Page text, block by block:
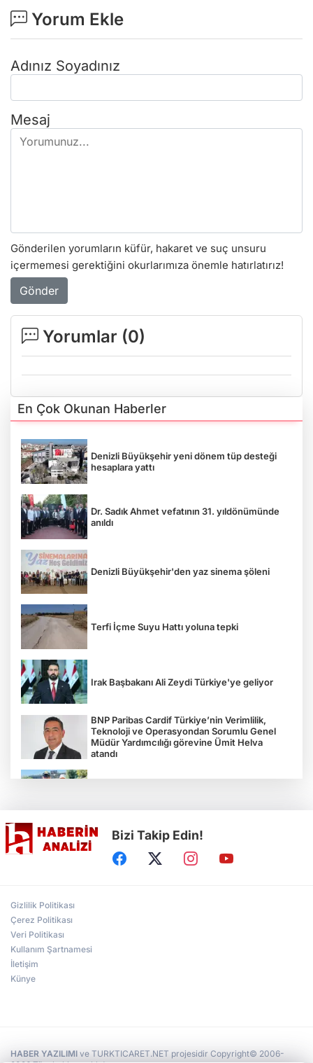
Yorum Ekle
Adınız Soyadınız
Mesaj
Gönderilen yorumların küfür, hakaret ve suç unsuru
içermemesi gerektiğini okurlarımıza önemle hatırlatırız!
Gönder
Yorumlar (0)
En Çok Okunan Haberler
Denizli Büyükşehir yeni dönem tüp desteği
hesaplara yattı
Dr. Sadık Ahmet vefatının 31. yıldönümünde
anıldı
Denizli Büyükşehir'den yaz sinema şöleni
Terfi İçme Suyu Hattı yoluna tepki
Irak Başbakanı Ali Zeydi Türkiye'ye geliyor
BNP Paribas Cardif Türkiye’nin Verimlilik,
Teknoloji ve Operasyondan Sorumlu Genel
Müdür Yardımcılığı görevine Ümit Helva
atandı
Alperen Ocakları Darıca'da yeni dönem...
Bizi Takip Edin!
Gizlilik Politikası
Çerez Politikası
Veri Politikası
Kullanım Şartnamesi
İletişim
Künye
HABER YAZILIMI ve TURKTICARET.NET projesidir Copyright© 2006-